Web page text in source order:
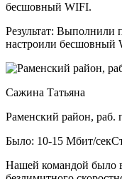
бесшовный WIFI.
Результат: Выполнили
настроили бесшовный
Сажина Татьяна
Раменский район,
Было: 10-15 Мбит/сек
Нашей командой было